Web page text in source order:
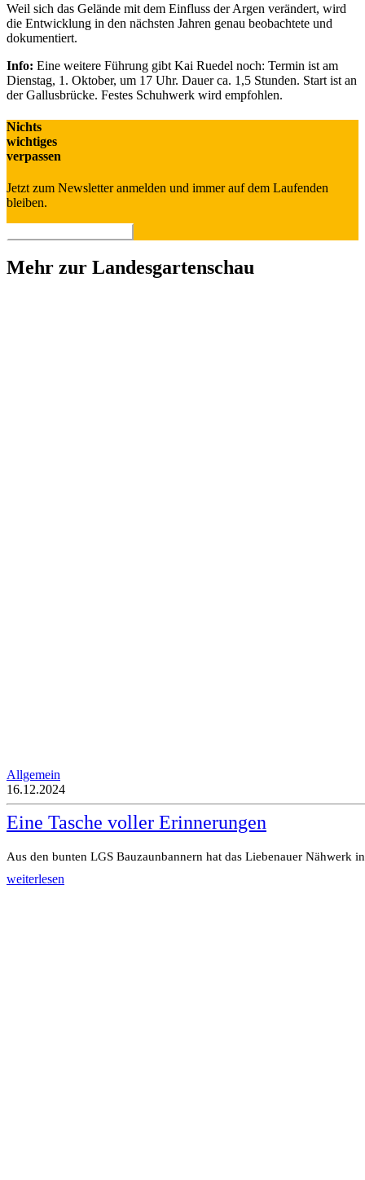
Weil sich das Gelände mit dem Einfluss der Argen verändert, wird
die Entwicklung in den nächsten Jahren genau beobachtete und
dokumentiert.
Info: Eine weitere Führung gibt Kai Ruedel noch: Termin ist am
Dienstag, 1. Oktober, um 17 Uhr. Dauer ca. 1,5 Stunden. Start ist an
der Gallusbrücke. Festes Schuhwerk wird empfohlen.
Nichts
wich­ti­ges
verpassen
Jetzt zum Newsletter anmelden und immer auf dem Laufenden
bleiben.
Mehr zur Landesgartenschau
Allgemein
16.12.2024
Eine Tasche voller Erinnerungen
Aus den bunten LGS Bauzaunbannern hat das Liebenauer Nähwerk
weiterlesen